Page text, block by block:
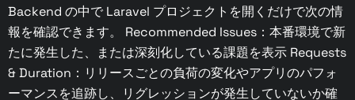
Backend の中で Laravel プロジェクトを開くだけで次の情
報を確認できます。 Recommended Issues：本番環境で新
たに発生した、または深刻化している課題を表示 Requests
& Duration：リリースごとの負荷の変化やアプリのパフォ
ーマンスを追跡し、リグレッションが発生していないか確